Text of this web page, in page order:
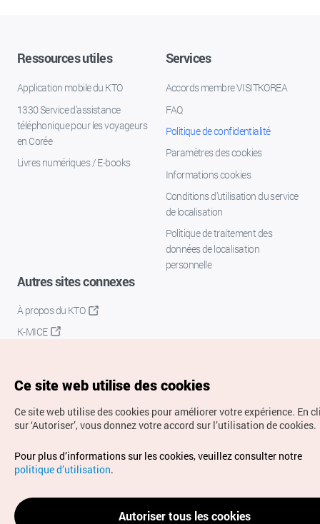
Ressources utiles
Application mobile du KTO
1330 Service d'assistance
téléphonique pour les voyageurs
en Corée
Livres numériques / E-books
Services
Accords membre VISITKOREA
FAQ
Politique de confidentialité
Paramètres des cookies
Informations cookies
Conditions d’utilisation du service
de localisation
Politique de traitement des
données de localisation
personnelle
Autres sites connexes
À propos du KTO
K-MICE
Droits d’auteur (c) Office National du Tourisme en Corée.
Tous droits réservés.
Pour les rapports d'erreurs et demandes de renseignements,
adressez vos demandes à
info.ontc@gmail.com
Ce site web utilise des cookies
Ce site web utilise des cookies pour améliorer votre expérience. En
sur ‘Autoriser’, vous donnez votre accord sur l’utilisation de cookies.
Pour plus d’informations sur les cookies, veuillez consulter notre
politique d’utilisation.
Autoriser tous les cookies